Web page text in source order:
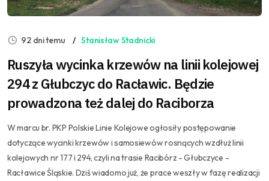
92 dni temu Stanisław Stadnicki
Ruszyła wycinka krzewów na linii kolejowej
294 z Głubczyc do Racławic. Będzie
prowadzona też dalej do Raciborza
W marcu br. PKP Polskie Linie Kolejowe ogłosiły postępowanie
dotyczące wycinki krzewów i samosiewów rosnących wzdłuż linii
kolejowych nr 177 i 294, czyli na trasie Racibórz - Głubczyce -
Racławice Śląskie. Dziś wiadomo już, że prace weszły w fazę realizacji